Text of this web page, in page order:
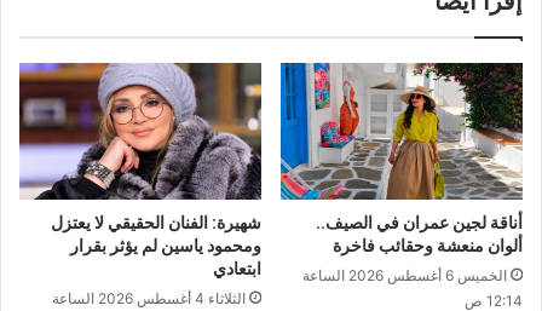
أناقة لجين عمران في الصيف..
ألوان منعشة وحقائب فاخرة
الخميس 6 أغسطس 2026 الساعة
12:14 ص
شهيرة: الفنان الحقيقي لا يعتزل
ومحمود ياسين لم يؤثر بقرار
ابتعادي
الثلاثاء 4 أغسطس 2026 الساعة